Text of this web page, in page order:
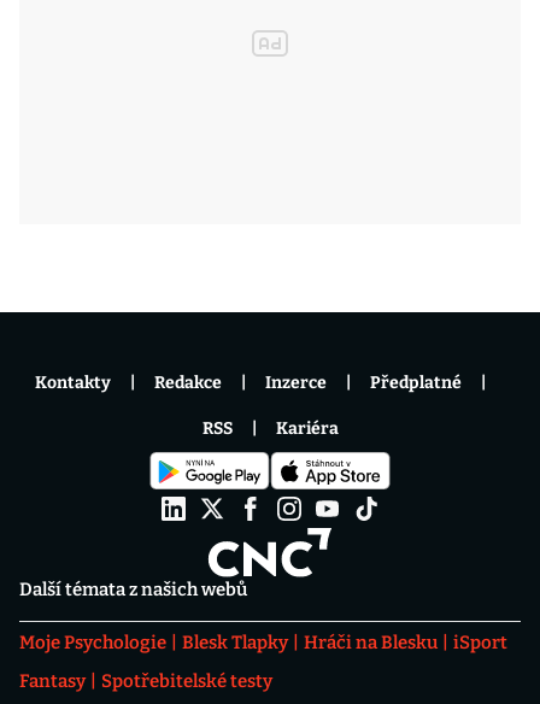
Další témata z našich webů
Moje Psychologie Blesk Tlapky Hráči na Blesku
iSport
Fantasy
Spotřebitelské testy
Kontakty Redakce Inzerce Předplatné
RSS Kariéra